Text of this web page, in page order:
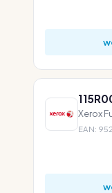
Xerox
EAN: